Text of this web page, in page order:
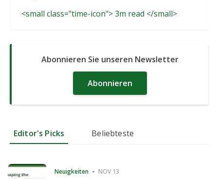
<small class="time-icon"> 3m read </small>
Abonnieren Sie unseren Newsletter
Abonnieren
Editor's Picks Beliebteste
Neuigkeiten NOV 13